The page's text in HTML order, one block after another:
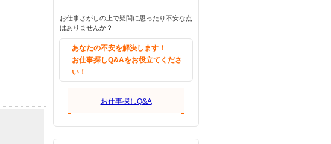
お仕事さがしの上で疑問に思ったり不安な点
はありませんか？
あなたの不安を解決します！
お仕事探しQ&Aをお役立てくださ
い！
お仕事探しQ&A